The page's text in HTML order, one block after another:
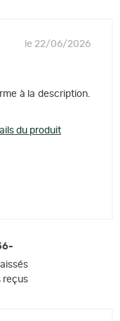
le 22/06/2026
à la description.
du produit
reçus